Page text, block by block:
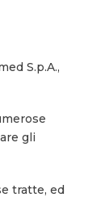
S.p.A.,
gli
tratte, ed